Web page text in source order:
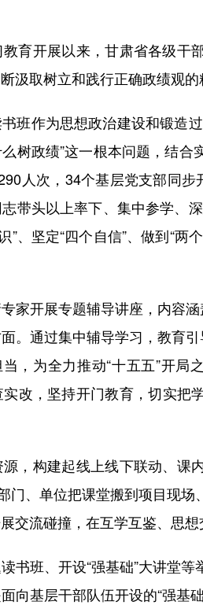
开展以来，甘肃省各级干
汲取树立和践行正确政绩观的
作为思想政治建设和锻造
树政绩”这一根本问题，结
人次，34个基层党支部同
带头以上率下、集中参学、
”、坚定“四个自信”、做到“
开展专题辅导讲座，内容涵
。通过集中辅导学习，教育
，为全力推动“十五五”开局
改，坚持开门教育，切实把
构建起线上线下联动、课
门、单位把课堂搬到项目现场
交流碰撞，在互学互鉴、思想
班、开设“强基础”大讲堂等
向基层干部队伍开设的“强基